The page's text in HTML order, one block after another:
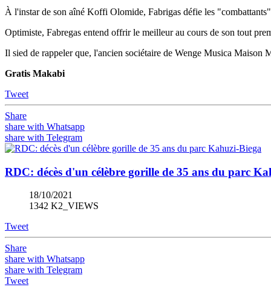
À l'instar de son aîné Koffi Olomide, Fabrigas défie les
Optimiste, Fabregas entend offrir le meilleur au cours de son tout
Il sied de rappeler que, l'ancien sociétaire de Wenge Musica Maison
Gratis Makabi
Tweet
Share
share with Whatsapp
share with Telegram
RDC: décès d'un célèbre gorille de 35 ans du parc
18/10/2021
1342 K2_VIEWS
Tweet
Share
share with Whatsapp
share with Telegram
Tweet